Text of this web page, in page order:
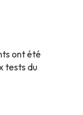
ont été
tests du